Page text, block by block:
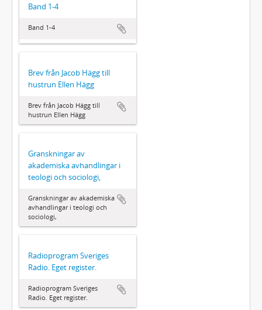
Band 1-4
Band 1-4
Brev från Jacob Hägg till
hustrun Ellen Hägg
Brev från Jacob Hägg till
hustrun Ellen Hägg
Granskningar av
akademiska avhandlingar i
teologi och sociologi,
Granskningar av akademiska
avhandlingar i teologi och
sociologi,
Radioprogram Sveriges
Radio. Eget register.
Radioprogram Sveriges
Radio. Eget register.